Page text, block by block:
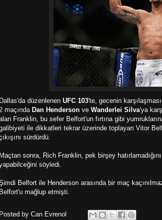
Dallas'da düzenlenen UFC 103'te, gecenin karşılaşması
2 maçında Dan Henderson ve Wanderlei Silva'ya
Franklin, bu sefer Belfort'un fırtına gibi
ile dikkatleri tekrar üzerinde toplayan Vitor
sürdürdü.
Maçtan sonra, Rich Franklin, pek birşey
söyledi.
Belfort ile Henderson arasında bir maç
Belfort'u mağlup etmişti.
Posted by Can Evrenol